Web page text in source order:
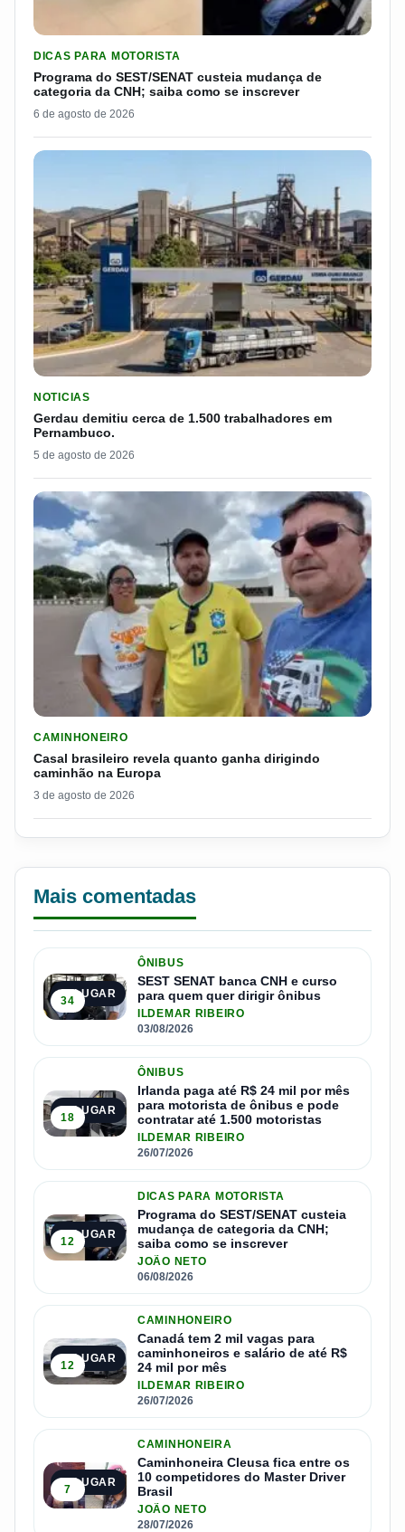
DICAS PARA MOTORISTA
Programa do SEST/SENAT custeia mudança de
categoria da CNH; saiba como se inscrever
6 de agosto de 2026
NOTICIAS
Gerdau demitiu cerca de 1.500 trabalhadores em
Pernambuco.
5 de agosto de 2026
CAMINHONEIRO
Casal brasileiro revela quanto ganha dirigindo
caminhão na Europa
3 de agosto de 2026
Mais comentadas
1º LUGAR
34
ÔNIBUS
SEST SENAT banca CNH e curso
para quem quer dirigir ônibus
ILDEMAR RIBEIRO
03/08/2026
2º LUGAR
18
ÔNIBUS
Irlanda paga até R$ 24 mil por mês
para motorista de ônibus e pode
contratar até 1.500 motoristas
ILDEMAR RIBEIRO
26/07/2026
3º LUGAR
12
DICAS PARA MOTORISTA
Programa do SEST/SENAT custeia
mudança de categoria da CNH;
saiba como se inscrever
JOÃO NETO
06/08/2026
4º LUGAR
12
CAMINHONEIRO
Canadá tem 2 mil vagas para
caminhoneiros e salário de até R$
24 mil por mês
ILDEMAR RIBEIRO
26/07/2026
5º LUGAR
7
CAMINHONEIRA
Caminhoneira Cleusa fica entre os
10 competidores do Master Driver
Brasil
JOÃO NETO
28/07/2026